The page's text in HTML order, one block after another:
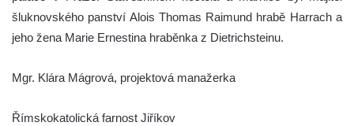
šluknovského panství Alois Thomas Raimund hrabě Harrach a
jeho žena Marie Ernestina hraběnka z Dietrichsteinu.
Mgr. Klára Mágrová, projektová manažerka
Římskokatolická farnost Jiříkov